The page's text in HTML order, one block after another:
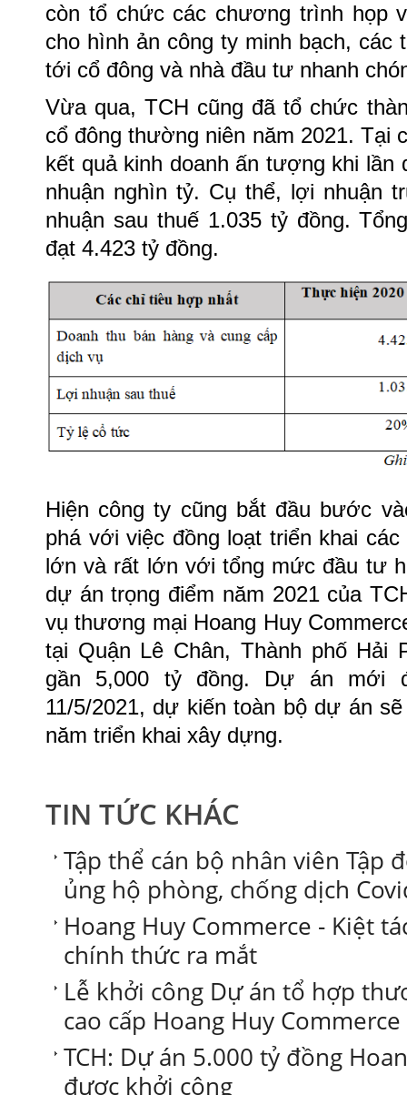
còn tổ chức các chương trình họp
cho hình ản công ty minh bạch, các
tới cổ đông và nhà đầu tư nhanh
Vừa qua, TCH cũng đã tổ chức
cổ đông thường niên năm 2021. Tại
kết quả kinh doanh ấn tượng khi lần
nhuận nghìn tỷ. Cụ thể, lợi nhuận
nhuận sau thuế 1.035 tỷ đồng.
đạt 4.423 tỷ đồng.
Hiện công ty cũng bắt đầu bước
phá với việc đồng loạt triển khai
lớn và rất lớn với tổng mức đầu tư
dự án trọng điểm năm 2021 của
vụ thương mại Hoang Huy
tại Quận Lê Chân, Thành phố Hải
gần 5,000 tỷ đồng. Dự án mới
11/5/2021, dự kiến toàn bộ dự án
năm triển khai xây dựng.
TIN TỨC KHÁC
Tập thể cán bộ nhân viên Tập
ủng hộ phòng, chống dịch
Hoang Huy Commerce - Kiệt
chính thức ra mắt
Lễ khởi công Dự án tổ hợp
cao cấp Hoang Huy Commerce
TCH: Dự án 5.000 tỷ đồng
được khởi công